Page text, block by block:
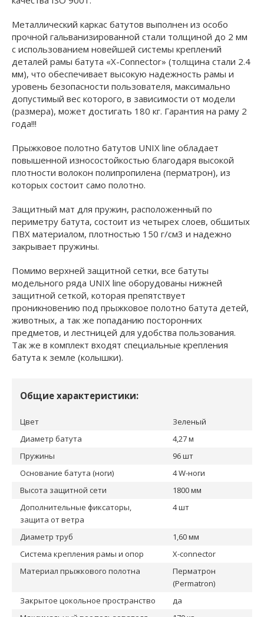
Металлический каркас батутов выполнен из особо
прочной гальванизированной стали толщиной до 2 мм
с использованием новейшей системы креплений
деталей рамы батута «X-Conneсtor» (толщина стали 2.4
мм), что обеспечивает высокую надежность рамы и
уровень безопасности пользователя, максимально
допустимый вес которого, в зависимости от модели
(размера), может достигать 180 кг. Гарантия на раму 2
года!!!
Прыжковое полотно батутов UNIX line обладает
повышенной износостойкостью благодаря высокой
плотности волокон полипропилена (перматрон), из
которых состоит само полотно.
Защитный мат для пружин, расположенный по
периметру батута, состоит из четырех слоев, обшитых
ПВХ материалом, плотностью 150 г/см3 и надежно
закрывает пружины.
Помимо верхней защитной сетки, все батуты
модельного ряда UNIX line оборудованы нижней
защитной сеткой, которая препятствует
проникновению под прыжковое полотно батута детей,
животных, а так же попаданию посторонних
предметов, и лестницей для удобства пользования.
Так же в комплект входят специальные крепления
батута к земле (колышки).
Общие характеристики:
Цвет
Зеленый
Диаметр батута
4,27 м
Пружины
96 шт
Основание батута (ноги)
4 W-ноги
Высота защитной сети
1800 мм
Дополнительные фиксаторы,
защита от ветра
4 шт
Диаметр труб
1,60 мм
Система крепления рамы и опор
X-connector
Материал прыжкового полотна
Перматрон
(Permatron)
Закрытое цокольное пространство
да